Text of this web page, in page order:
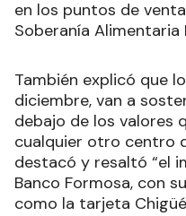
en los puntos de
Soberanía Alimentaria
También explicó que
diciembre, van a
debajo de los valores
cualquier otro centro
destacó y resaltó “el
Banco Formosa, con
como la tarjeta